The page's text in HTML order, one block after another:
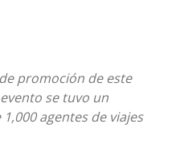
promoción de este
se tuvo un
agentes de viajes